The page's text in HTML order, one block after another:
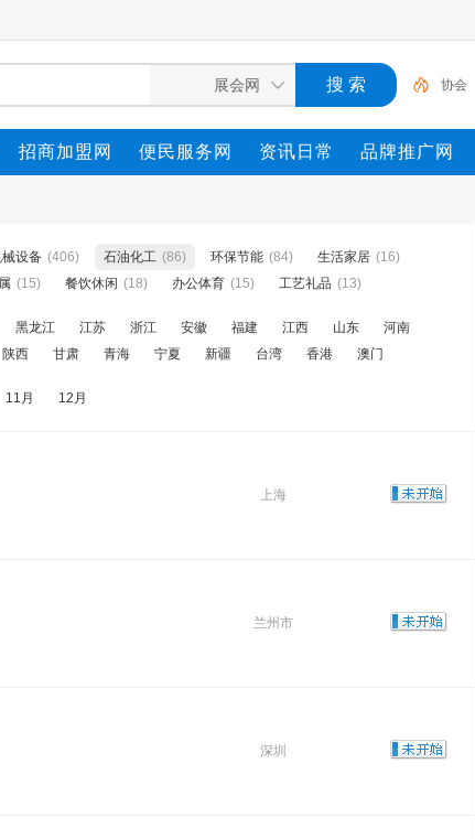
协会
机械
招商加盟网 便民服务网 资讯日常 品牌推广网
设备 (406) 石油化工 (86) 环保节能 (84) 生活家居 (16)
(15) 餐饮休闲 (18) 办公体育 (15) 工艺礼品 (13)
黑龙江 江苏 浙江 安徽 福建 江西 山东
河南
陕西 甘肃 青海 宁夏 新疆 台湾 香港 澳门
11月 12月
上海
兰州市
深圳